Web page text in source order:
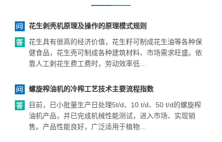
花生剥壳机原理及操作的原理模式规则
花生具有很高的经济价值，花生籽可制成花生油等各种保
健食品，花生壳可制成各种建筑材料、市场需求旺盛。依
靠人工剥花生费工费时，劳动效率低…
螺旋榨油机的冷榨工艺技术主要流程指数
目前，已小批量生产日处理5t/d、10 t/d、50 t/d的螺旋榨
油机产品，并已完成机械性能测试，进入市场、实现销
售。产品性能良好，广泛适用于植物…